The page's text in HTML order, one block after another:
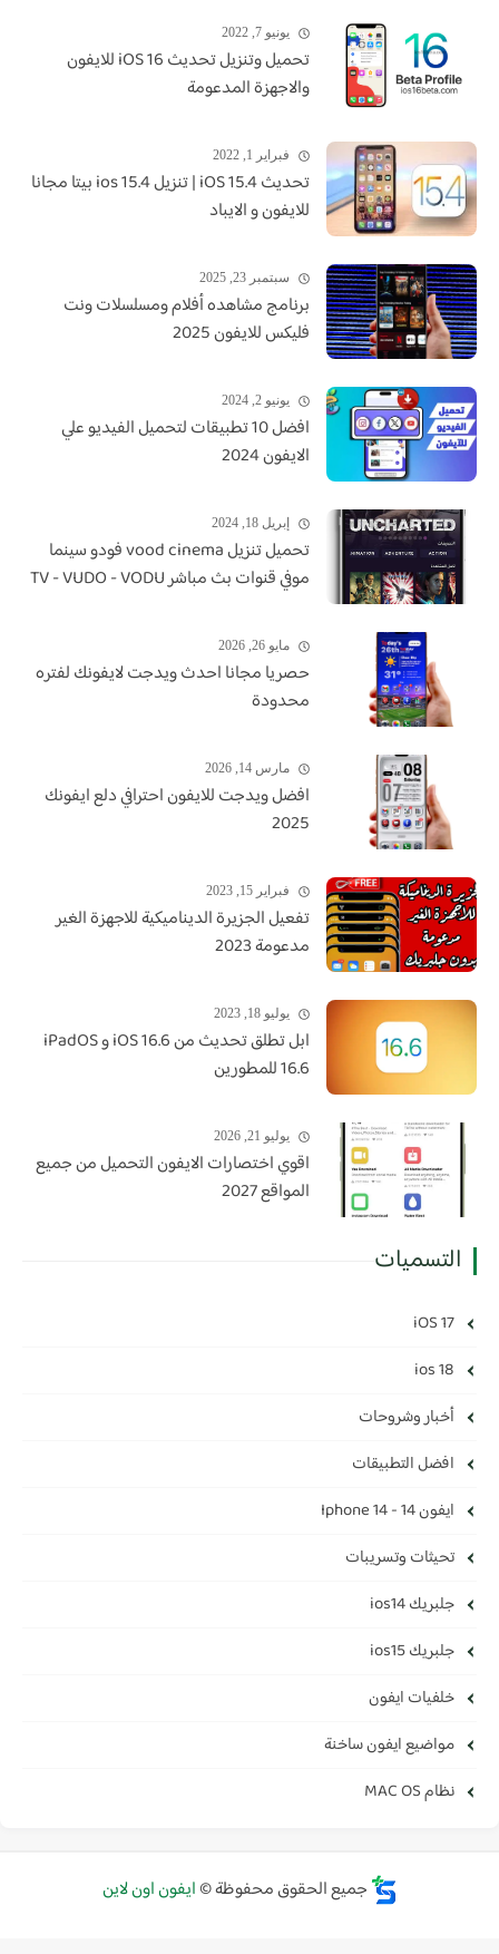
يونيو 7, 2022
تحميل وتنزيل تحديث iOS 16 للايفون
والاجهزة المدعومة
فبراير 1, 2022
تحديث iOS 15.4 | تنزيل ios 15.4 بيتا مجانا
للايفون و الايباد
سبتمبر 23, 2025
برنامج مشاهده أفلام ومسلسلات ونت
فليكس للايفون 2025
يونيو 2, 2024
افضل 10 تطبيقات لتحميل الفيديو علي
الايفون 2024
إبريل 18, 2024
تحميل تنزيل vood cinema فودو سينما
موفي قنوات بث مباشر TV - VUDO - VODU
مايو 26, 2026
حصريا مجانا احدث ويدجت لايفونك لفتره
محدودة
مارس 14, 2026
افضل ويدجت للايفون احترافي دلع ايفونك
2025
فبراير 15, 2023
تفعيل الجزيرة الديناميكية للاجهزة الغير
مدعومة 2023
يوليو 18, 2023
ابل تطلق تحديث من iOS 16.6 و iPadOS
16.6 للمطورين
يوليو 21, 2026
اقوي اختصارات الايفون التحميل من جميع
المواقع 2027
التسميات
أخبار وشروحات
افضل التطبيقات
ايفون 14 - Iphone 14
تحيثات وتسريبات
جلبريك ios14
جلبريك ios15
خلفيات ايفون
مواضيع ايفون ساخنة
نظام MAC OS
جميع الحقوق محفوظة ©ايفون اون لاين